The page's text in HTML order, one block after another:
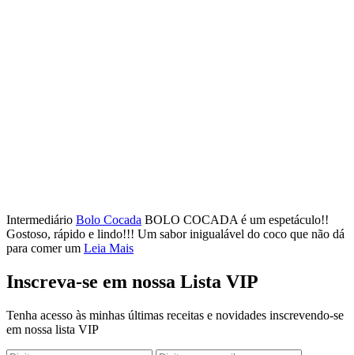
Intermediário Bolo Cocada BOLO COCADA é um espetáculo!!
Gostoso, rápido e lindo!!! Um sabor inigualável do coco que não dá
para comer um Leia Mais
Inscreva-se em nossa Lista VIP
Tenha acesso às minhas últimas receitas e novidades inscrevendo-se
em nossa lista VIP